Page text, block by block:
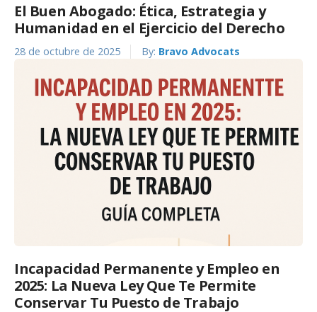
El Buen Abogado: Ética, Estrategia y
Humanidad en el Ejercicio del Derecho
28 de octubre de 2025 By: Bravo Advocats
Incapacidad Permanente y Empleo en
2025: La Nueva Ley Que Te Permite
Conservar Tu Puesto de Trabajo